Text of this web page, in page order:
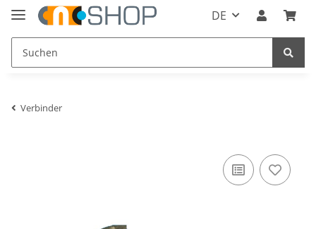
DE
Verbinder